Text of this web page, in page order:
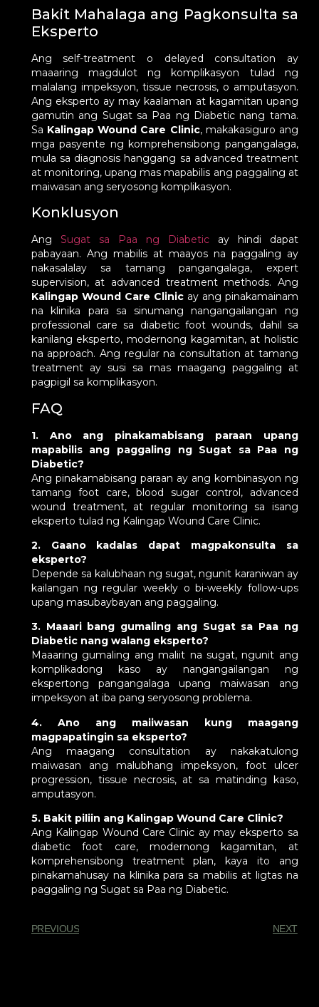
Bakit Mahalaga ang Pagkonsulta sa
Eksperto
Ang self-treatment o delayed consultation ay
maaaring magdulot ng komplikasyon tulad ng
malalang impeksyon, tissue necrosis, o amputasyon.
Ang eksperto ay may kaalaman at kagamitan upang
gamutin ang Sugat sa Paa ng Diabetic nang tama.
Sa Kalingap Wound Care Clinic, makakasiguro ang
mga pasyente ng komprehensibong pangangalaga,
mula sa diagnosis hanggang sa advanced treatment
at monitoring, upang mas mapabilis ang paggaling at
maiwasan ang seryosong komplikasyon.
Konklusyon
Ang Sugat sa Paa ng Diabeticay hindi dapat
pabayaan. Ang mabilis at maayos na paggaling ay
nakasalalay sa tamang pangangalaga, expert
supervision, at advanced treatment methods. Ang
Kalingap Wound Care Clinicay ang pinakamainam
na klinika para sa sinumang nangangailangan ng
professional care sa diabetic foot wounds, dahil sa
kanilang eksperto, modernong kagamitan, at holistic
na approach. Ang regular na consultation at tamang
treatment ay susi sa mas maagang paggaling at
pagpigil sa komplikasyon.
FAQ
1. Ano ang pinakamabisang paraan upang
mapabilis ang paggaling ng Sugat sa Paa ng
Diabetic?
Ang pinakamabisang paraan ay ang kombinasyon ng
tamang foot care, blood sugar control, advanced
wound treatment, at regular monitoring sa isang
eksperto tulad ng Kalingap Wound Care Clinic.
2. Gaano kadalas dapat magpakonsulta sa
eksperto?
Depende sa kalubhaan ng sugat, ngunit karaniwan ay
kailangan ng regular weekly o bi-weekly follow-ups
upang masubaybayan ang paggaling.
3. Maaari bang gumaling ang Sugat sa Paa ng
Diabetic nang walang eksperto?
Maaaring gumaling ang maliit na sugat, ngunit ang
komplikadong kaso ay nangangailangan ng
ekspertong pangangalaga upang maiwasan ang
impeksyon at iba pang seryosong problema.
4. Ano ang maiiwasan kung maagang
magpapatingin sa eksperto?
Ang maagang consultation ay nakakatulong
maiwasan ang malubhang impeksyon, foot ulcer
progression, tissue necrosis, at sa matinding kaso,
amputasyon.
5. Bakit piliin ang Kalingap Wound Care Clinic?
Ang Kalingap Wound Care Clinic ay may eksperto sa
diabetic foot care, modernong kagamitan, at
komprehensibong treatment plan, kaya ito ang
pinakamahusay na klinika para sa mabilis at ligtas na
paggaling ng Sugat sa Paa ng Diabetic.
PREVIOUS NEXT